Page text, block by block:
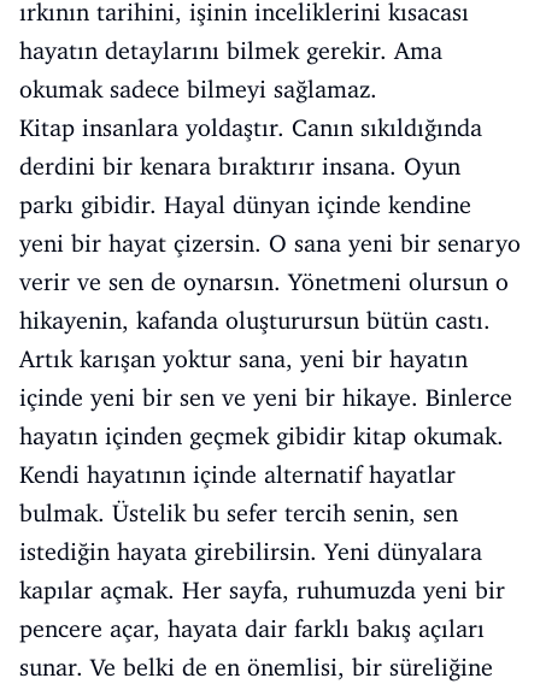
ırkının tarihini, işinin inceliklerini kısacası
hayatın detaylarını bilmek gerekir. Ama
okumak sadece bilmeyi sağlamaz.
Kitap insanlara yoldaştır. Canın sıkıldığında
derdini bir kenara bıraktırır insana. Oyun
parkı gibidir. Hayal dünyan içinde kendine
yeni bir hayat çizersin. O sana yeni bir senaryo
verir ve sen de oynarsın. Yönetmeni olursun o
hikayenin, kafanda oluşturursun bütün castı.
Artık karışan yoktur sana, yeni bir hayatın
içinde yeni bir sen ve yeni bir hikaye. Binlerce
hayatın içinden geçmek gibidir kitap okumak.
Kendi hayatının içinde alternatif hayatlar
bulmak. Üstelik bu sefer tercih senin, sen
istediğin hayata girebilirsin. Yeni dünyalara
kapılar açmak. Her sayfa, ruhumuzda yeni bir
pencere açar, hayata dair farklı bakış açıları
sunar. Ve belki de en önemlisi, bir süreliğine